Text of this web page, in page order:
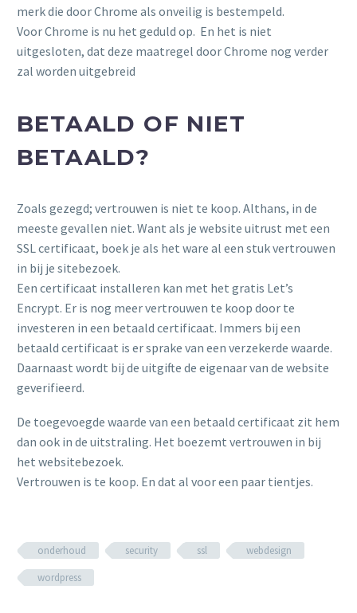
merk die door Chrome als onveilig is bestempeld.
Voor Chrome is nu het geduld op. En het is niet
uitgesloten, dat deze maatregel door Chrome nog verder
zal worden uitgebreid
BETAALD OF NIET
BETAALD?
Zoals gezegd; vertrouwen is niet te koop. Althans, in de
meeste gevallen niet. Want als je website uitrust met een
SSL certificaat, boek je als het ware al een stuk vertrouwen
in bij je sitebezoek.
Een certificaat installeren kan met het gratis Let’s
Encrypt. Er is nog meer vertrouwen te koop door te
investeren in een betaald certificaat. Immers bij een
betaald certificaat is er sprake van een verzekerde waarde.
Daarnaast wordt bij de uitgifte de eigenaar van de website
geverifieerd.
De toegevoegde waarde van een betaald certificaat zit hem
dan ook in de uitstraling. Het boezemt vertrouwen in bij
het websitebezoek.
Vertrouwen is te koop. En dat al voor een paar tientjes.
onderhoud security ssl
webdesign
wordpress